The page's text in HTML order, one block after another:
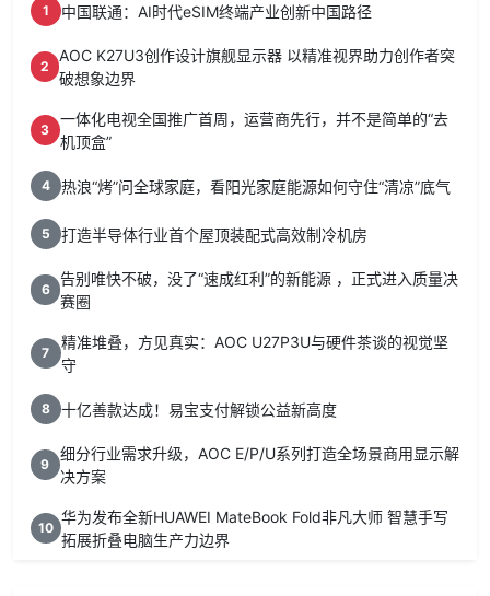
1 中国联通：AI时代eSIM终端产业创新中国路径
2
AOC K27U3创作设计旗舰显示器 以精准视界助力创作者突
破想象边界
3
一体化电视全国推广首周，运营商先行，并不是简单的“去
机顶盒”
4 热浪“烤”问全球家庭，看阳光家庭能源如何守住“清凉”底气
5 打造半导体行业首个屋顶装配式高效制冷机房
6
告别唯快不破，没了“速成红利”的新能源 ，正式进入质量决
赛圈
7
精准堆叠，方见真实：AOC U27P3U与硬件茶谈的视觉坚
守
8 十亿善款达成！易宝支付解锁公益新高度
9
细分行业需求升级，AOC E/P/U系列打造全场景商用显示解
决方案
10
华为发布全新HUAWEI MateBook Fold非凡大师 智慧手写
拓展折叠电脑生产力边界